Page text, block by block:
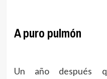
A puro pulmón
Un año después